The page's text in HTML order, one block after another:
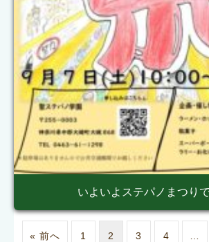
いよいよステパノまつりで
« 前へ 1 2 3 4